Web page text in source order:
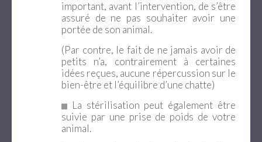
important, avant l’intervention, de s’être
assuré de ne pas souhaiter avoir une
portée de son animal.
(Par contre, le fait de ne jamais avoir de
petits n’a, contrairement à certaines
idées reçues, aucune répercussion sur le
bien-être et l’équilibre d’une chatte)
La stérilisation peut également être
suivie par une prise de poids de votre
animal.